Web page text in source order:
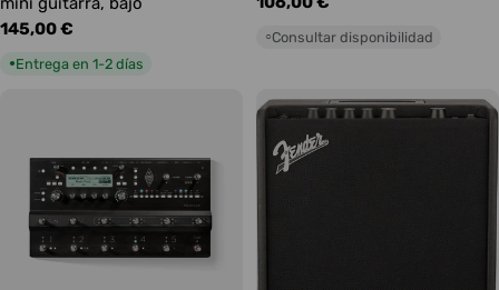
Precio
145,00 €
●Entrega en 1-2 días
○Consultar disponibilidad